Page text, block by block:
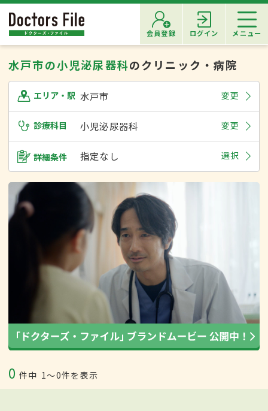
会員登録 ログイン メニュー
水戸市の小児泌尿器科のクリニック・病院
エリア・駅 水戸市 変更
診療科目 小児泌尿器科 変更
詳細条件 指定なし 選択
0 件中 1〜0件を表示